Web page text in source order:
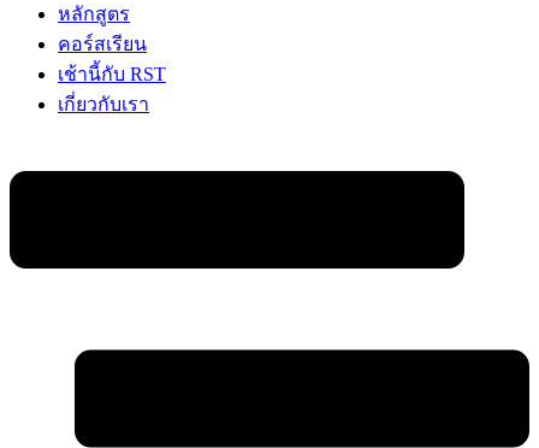
หลักสูตร
คอร์สเรียน
เช้านี้กับ RST
เกี่ยวกับเรา